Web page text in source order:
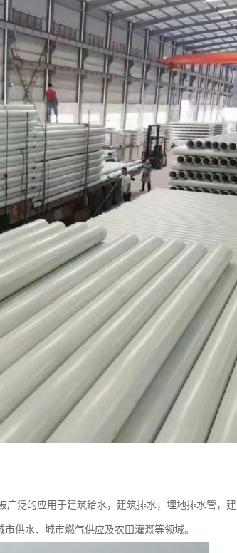
广泛的应用于建筑给水，建筑排水，埋地排水管，建
供水、城市燃气供应及农田灌溉等领域。